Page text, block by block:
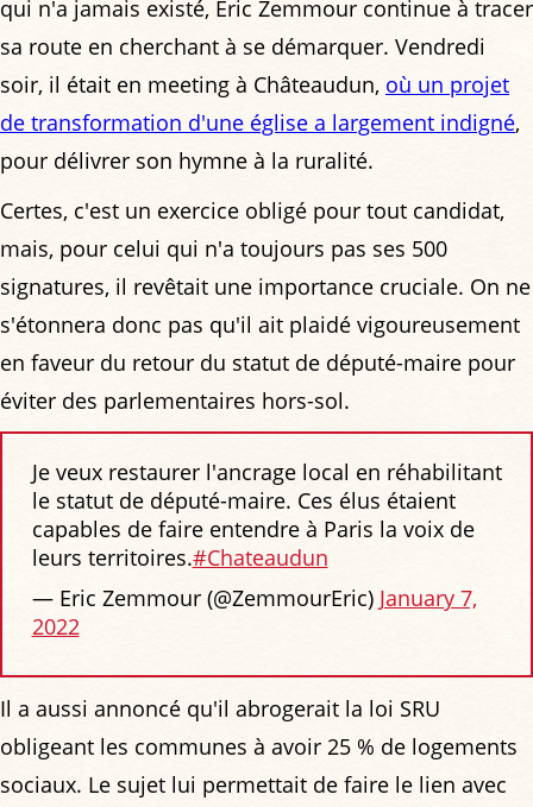
qui n'a jamais existé, Éric Zemmour continue à tracer
sa route en cherchant à se démarquer. Vendredi
soir, il était en meeting à Châteaudun, où un projet
de transformation d'une église a largement indigné,
pour délivrer son hymne à la ruralité.
Certes, c'est un exercice obligé pour tout candidat,
mais, pour celui qui n'a toujours pas ses 500
signatures, il revêtait une importance cruciale. On ne
s'étonnera donc pas qu'il ait plaidé vigoureusement
en faveur du retour du statut de député-maire pour
éviter des parlementaires hors-sol.
Je veux restaurer l'ancrage local en réhabilitant
le statut de député-maire. Ces élus étaient
capables de faire entendre à Paris la voix de
leurs territoires.#Chateaudun
— Eric Zemmour (@ZemmourEric) January 7,
2022
Il a aussi annoncé qu'il abrogerait la loi SRU
obligeant les communes à avoir 25 % de logements
sociaux. Le sujet lui permettait de faire le lien avec